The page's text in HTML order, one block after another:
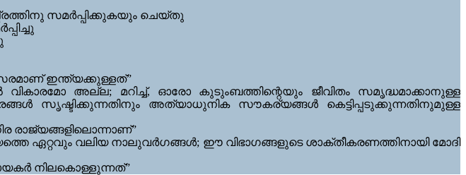
സമർപ്പിക്കുകയും ചെയ്തു
ഇന്ത്യക്കുള്ളത്”
അല്ല; മറിച്ച്, ‌ഓരോ കുടുംബത്തിന്റെയും ജീവിതം സമൃദ്ധമാക്കാനുള്ള
സൃഷ്ടിക്കുന്നതിനും അത്യാധുനിക സൗകര്യങ്ങൾ കെട്ടിപ്പടുക്കുന്നതിനുമുള്ള
രാജ്യങ്ങളിലൊന്നാണ്”
ഏറ്റവും വലിയ നാലുവർഗങ്ങൾ; ഈ വിഭാഗങ്ങളുടെ ശാക്തീകരണത്തിനായി മോദി
നിലകൊള്ളുന്നത്”